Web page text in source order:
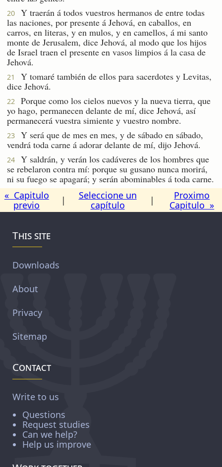
20
Y traerán á todos vuestros hermanos de entre todas
las naciones, por presente á Jehová, en caballos, en
carros, en literas, y en mulos, y en camellos, á mi santo
monte de Jerusalem, dice Jehová, al modo que los hijos
de Israel traen el presente en vasos limpios á la casa de
Jehová.
21
Y tomaré también de ellos para sacerdotes y Levitas,
dice Jehová.
22
Porque como los cielos nuevos y la nueva tierra, que
yo hago, permanecen delante de mí, dice Jehová, así
permanecerá vuestra simiente y vuestro nombre.
23
Y será que de mes en mes, y de sábado en sábado,
vendrá toda carne á adorar delante de mí, dijo Jehová.
24
Y saldrán, y verán los cadáveres de los hombres que
se rebelaron contra mí: porque su gusano nunca morirá,
ni su fuego se apagará; y serán abominables á toda carne.
« Capitulo
previo
|
Seleccione un
capítulo
|
Proximo
Capitulo »
This site
Downloads
About
Privacy
Sitemap
Contact
Write to us
Questions
Request studies
Can we help?
Help us improve